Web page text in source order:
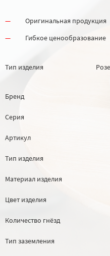
Оригинальная продукция
Гибкое ценообразование
Тип изделия
Бренд
Серия
Артикул
Тип изделия
Материал изделия
Цвет изделия
Количество гнёзд
Тип заземления